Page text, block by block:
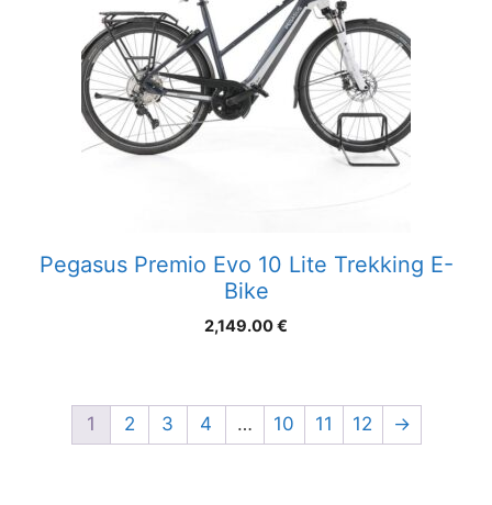
Pegasus Premio Evo 10 Lite Trekking E-
Bike
2,149.00€
1 2 3 4 … 10 11 12 →